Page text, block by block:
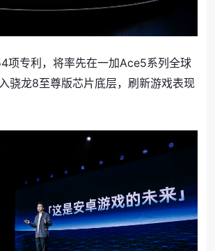
项专利，将率先在一加Ace5系列全球
骁龙8至尊版芯片底层，刷新游戏表现